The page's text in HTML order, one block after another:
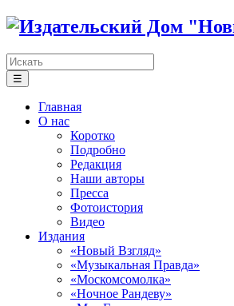
☰
Главная
О нас
Коротко
Подробно
Редакция
Наши авторы
Пресса
Фотоистория
Видео
Издания
«Новый Взгляд»
«Музыкальная Правда»
«Москомсомолка»
«Ночное Рандеву»